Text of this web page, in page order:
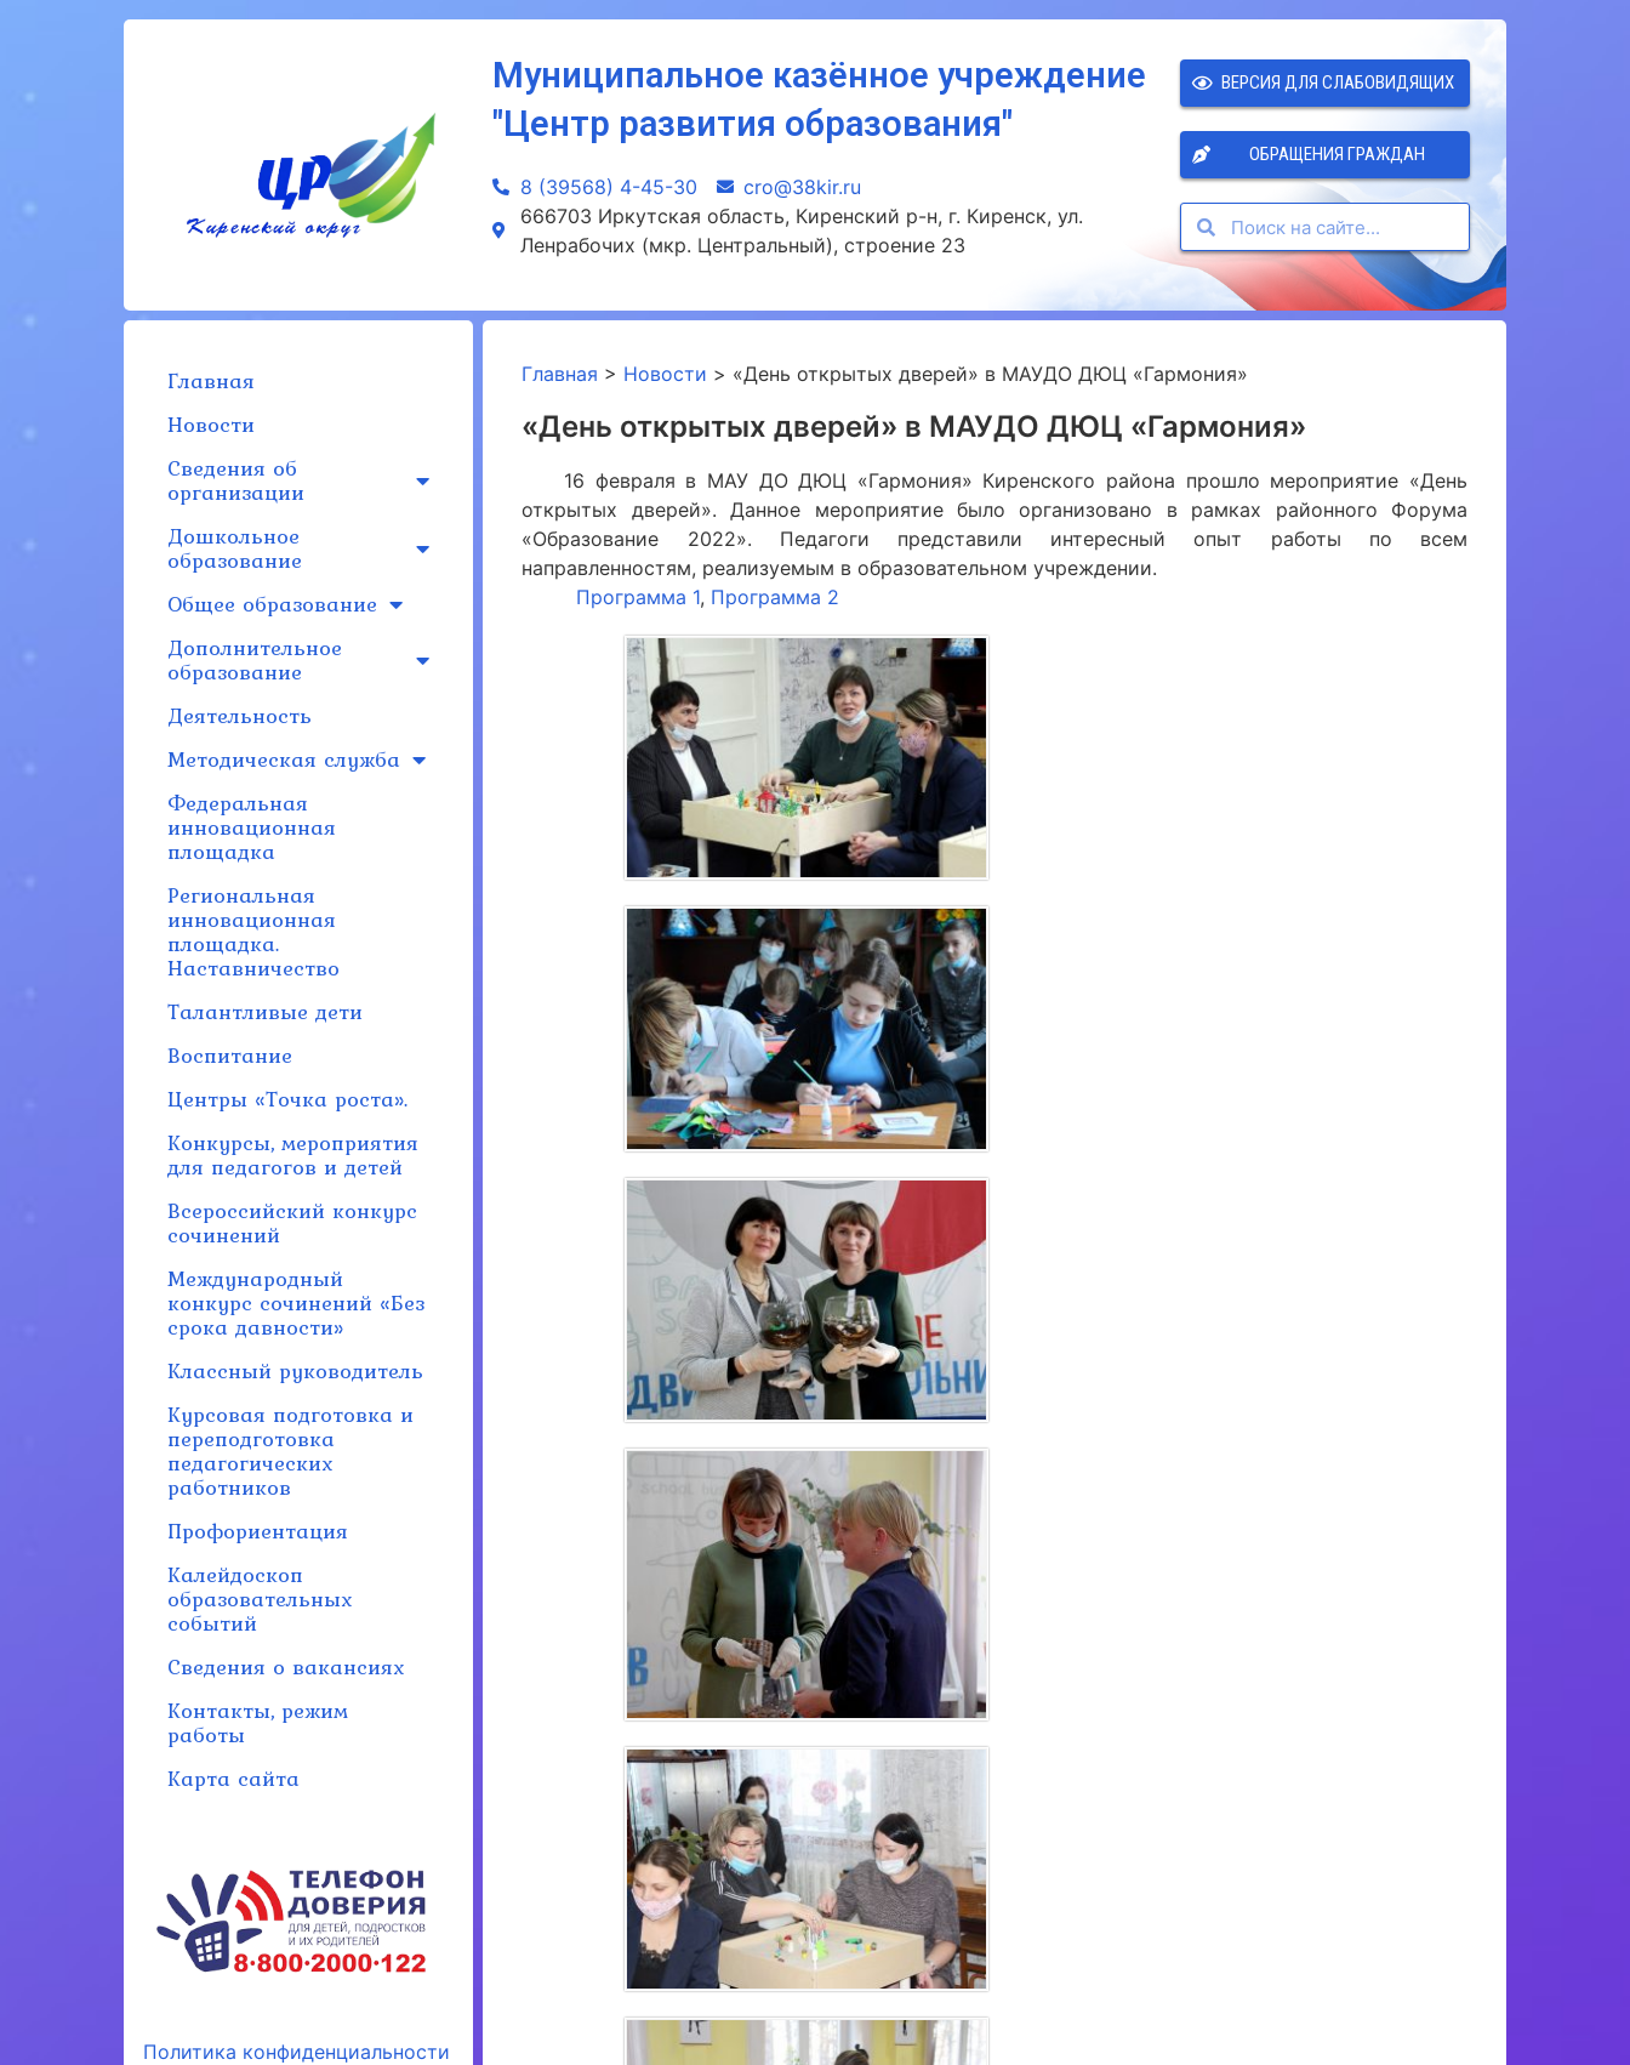
Муниципальное казённое учреждение
"Центр развития образования"
8 (39568) 4-45-30
сro@38kir.ru
666703 Иркутская область, Киренский р-н, г. Киренск, ул.
Ленрабочих (мкр. Центральный), строение 23
ВЕРСИЯ ДЛЯ СЛАБОВИДЯЩИХ
ОБРАЩЕНИЯ ГРАЖДАН
Главная
Новости
Сведения об
организации
Дошкольное
образование
Общее образование
Дополнительное
образование
Деятельность
Методическая служба
Федеральная
инновационная
площадка
Региональная
инновационная
площадка.
Наставничество
Талантливые дети
Воспитание
Центры «Точка роста».
Конкурсы, мероприятия
для педагогов и детей
Всероссийский конкурс
сочинений
Международный
конкурс сочинений «Без
срока давности»
Классный руководитель
Курсовая подготовка и
переподготовка
педагогических
работников
Профориентация
Калейдоскоп
образовательных
событий
Сведения о вакансиях
Контакты, режим
работы
Карта сайта
Политика конфиденциальности
Главная > Новости > «День открытых дверей» в МАУДО ДЮЦ «Гармония»
«День открытых дверей» в МАУДО ДЮЦ «Гармония»
16 февраля в МАУ ДО ДЮЦ «Гармония» Киренского района прошло мероприятие «День
открытых дверей». Данное мероприятие было организовано в рамках районного Форума
«Образование 2022». Педагоги представили интересный опыт работы по всем
направленностям, реализуемым в образовательном учреждении.
Программа 1, Программа 2